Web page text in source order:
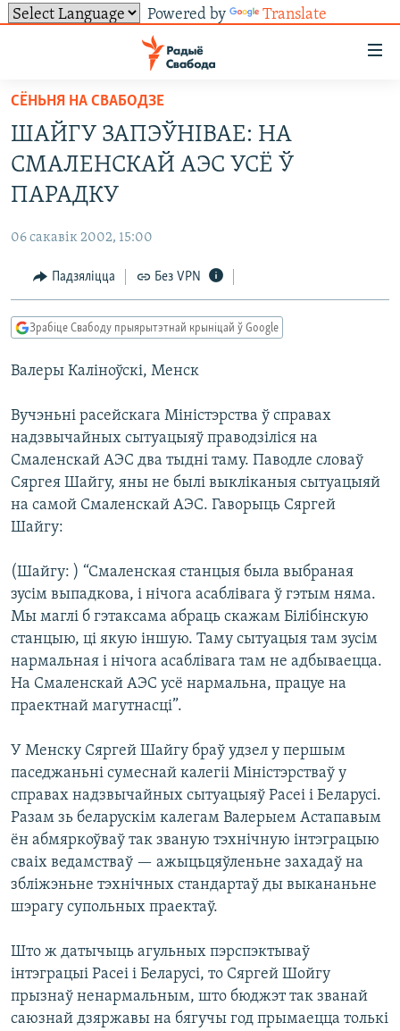
Powered by Translate
ўнівэрсальнага
доступу
Перайсьці
да
галоўнага
зьместу
да
навігацыі
Перайсьці
да
НАВІНЫ
ВІДЭА І ФОТА
ЭКАНОМІКА
ПАЛІТВЯЗЬНІ
КУЛЬТУРА
КАЛЯНДАР
ТОЛЬКІ НА СВАБОДЗЕ
ТЭСТЫ
ГІСТОРЫЯ НА СВАБОДЗЕ
ПАДКАСТЫ
PREMIUM
НА ХВАЛЯХ СВАБОДЫ
СУВЯЗЬ
ПАДЗЯЛІЦЦА ІНФАРМАЦЫЯЙ
ПАДКАСТЫ
Усе сайты РС/РСЭ
СЁНЬНЯ НА СВАБОДЗЕ
ШАЙГУ ЗАПЭЎНІВАЕ: НА
СМАЛЕНСКАЙ АЭС УСЁ Ў
ПАРАДКУ
06 сакавік 2002, 15:00
Падзяліцца Без VPN
Зрабіце Свабоду прыярытэтнай крыніцай ў Google
Валеры Каліноўскі, Менск
Вучэньні расейскага Міністэрства ў справах
надзвычайных сытуацыяў праводзіліся на
Смаленскай АЭС два тыдні таму. Паводле словаў
Сяргея Шайгу, яны не былі выкліканыя сытуацыяй
на самой Смаленскай АЭС. Гаворыць Сяргей
Шайгу:
(Шайгу: ) “Смаленская станцыя была выбраная
зусім выпадкова, і нічога асаблівага ў гэтым няма.
Мы маглі б гэтаксама абраць скажам Білібінскую
станцыю, ці якую іншую. Таму сытуацыя там зусім
нармальная і нічога асаблівага там не адбываецца.
На Смаленскай АЭС усё нармальна, працуе на
праектнай магутнасці”.
У Менску Сяргей Шайгу браў удзел у першым
паседжаньні сумеснай калегіі Міністэрстваў у
справах надзвычайных сытуацыяў Расеі і Беларусі.
Разам зь беларускім калегам Валерыем Астапавым
ён абмяркоўваў так званую тэхнічную інтэграцыю
сваіх ведамстваў — ажыцьцяўленьне захадаў на
збліжэньне тэхнічных стандартаў ды выкананьне
шэрагу супольных праектаў.
Што ж датычыць агульных пэрспэктываў
інтэграцыі Расеі і Беларусі, то Сяргей Шойгу
прызнаў ненармальным, што бюджэт так званай
саюзнай дзяржавы на бягучы год прымаецца толькі